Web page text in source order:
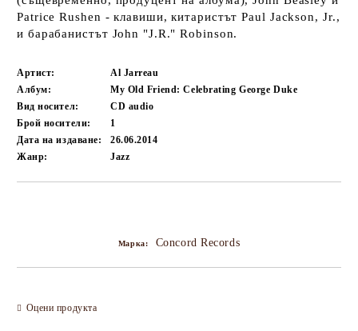
Patrice Rushen - клавиши, китаристът Paul Jackson, Jr.,
и барабанистът John "J.R." Robinson.
Артист:
Al Jarreau
Албум:
My Old Friend: Celebrating George Duke
Вид носител:
CD audio
Брой носители:
1
Дата на издаване:
26.06.2014
Жанр:
Jazz
Марка: Concord Records
Оцени продукта